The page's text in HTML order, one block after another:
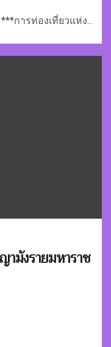
***การท่องเที่ยวแห่ง...
ามังรายมหาราช